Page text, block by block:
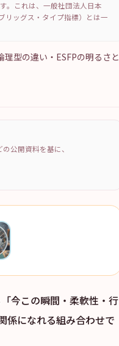
。これは、一般社団法人日本
リッグス・タイプ指標）とは一
型の違い・ESFPの明るさと
公開資料を基に、
今この瞬間・柔軟性・行
係になれる組み合わせで